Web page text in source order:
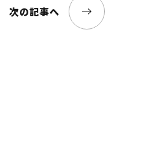
次の記事へ